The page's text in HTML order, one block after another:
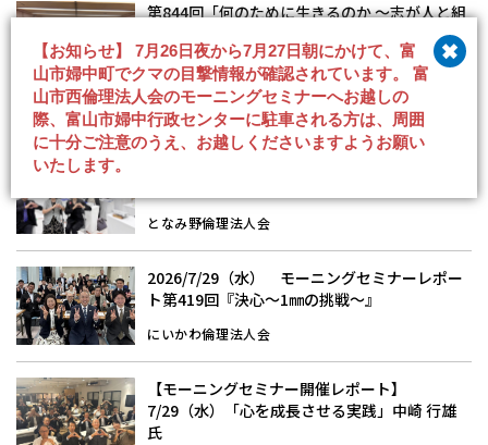
【お知らせ】 7月26日夜から7月27日朝にかけて、富
山市婦中町でクマの目撃情報が確認されています。 富
山市西倫理法人会のモーニングセミナーへお越しの
際、富山市婦中行政センターに駐車される方は、周囲
に十分ご注意のうえ、お越しくださいますようお願い
いたします。
第844回「何のために生きるのか 〜志が人と組
織を変える『本学教育』〜」7/24(金)☆モーニ
ングセミナーレポート
富山市中央倫理法人会
『倫理指導を受けました。。。え！そこです
となみ野倫理法人会
2026/7/29（水） モーニングセミナーレポー
ト第419回『決心～1㎜の挑戦～』
にいかわ倫理法人会
【モーニングセミナー開催レポート】
7/29（水）「心を成長させる実践」中崎 行雄
氏